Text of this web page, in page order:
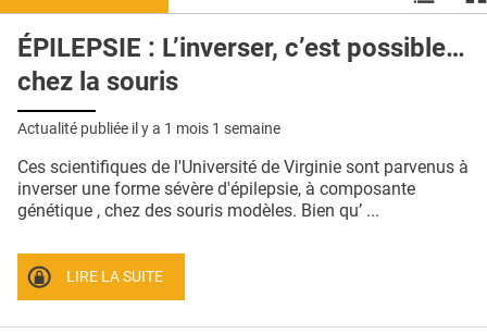
RÉSEAUX
E-REVUE SAD
QUI SOMMES-NOUS ?
CONDITIONS GÉNÉRALES
les
en
les
ÉPILEPSIE : L’inverser, c’est possible…
chez la souris
Actualité publiée il y a 1 mois 1 semaine
Ces scientifiques de l'Université de Virginie sont parvenus à
inverser une forme sévère d'épilepsie, à composante
génétique , chez des souris modèles. Bien qu’ ...
LIRE LA SUITE